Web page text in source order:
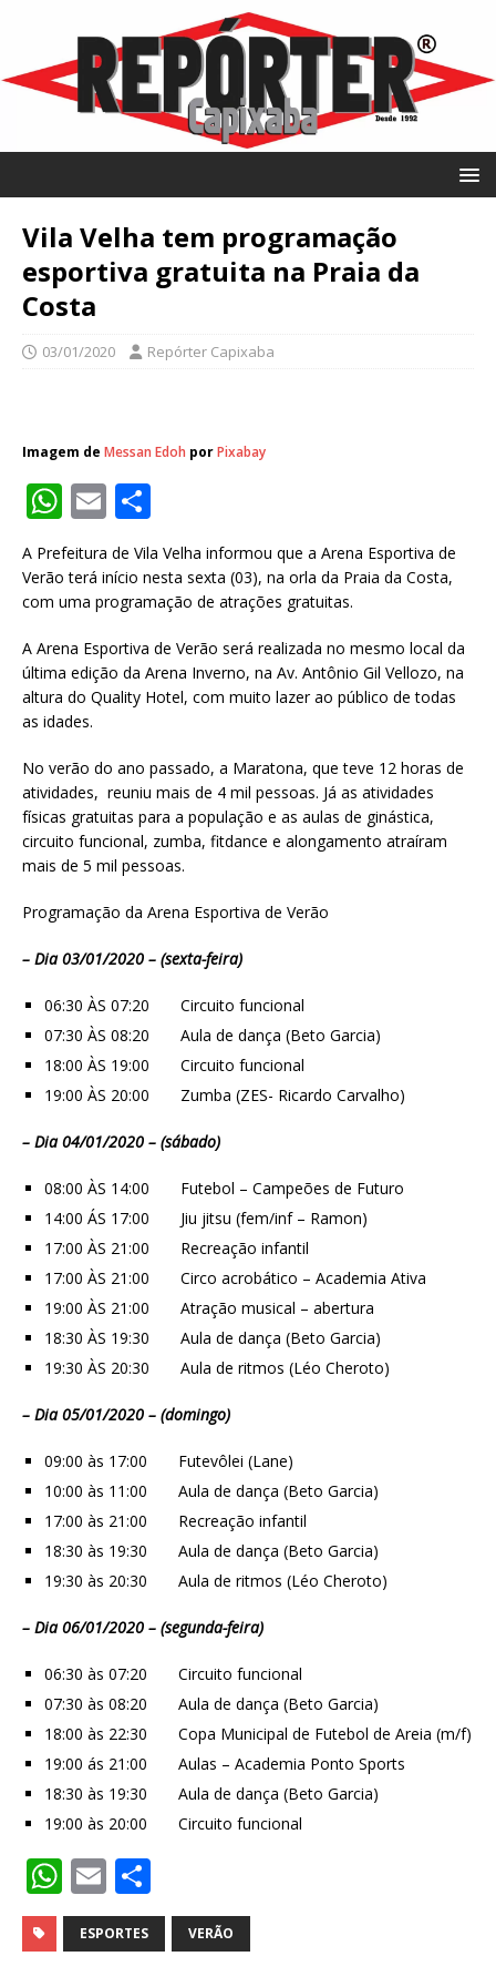
Vila Velha tem programação
esportiva gratuita na Praia da
Costa
03/01/2020 Repórter Capixaba
Imagem de Messan Edoh porPixabay
W
h
at
s
A
p
p
E
m
ai
l
h
ar
e
A Prefeitura de Vila Velha informou que a Arena Esportiva de
Verão terá início nesta sexta (03), na orla da Praia da Costa,
com uma programação de atrações gratuitas.
A Arena Esportiva de Verão será realizada no mesmo local da
última edição da Arena Inverno, na Av. Antônio Gil Vellozo, na
altura do Quality Hotel, com muito lazer ao público de todas
as idades.
No verão do ano passado, a Maratona, que teve 12 horas de
atividades, reuniu mais de 4 mil pessoas. Já as atividades
físicas gratuitas para a população e as aulas de ginástica,
circuito funcional, zumba, fitdance e alongamento atraíram
mais de 5 mil pessoas.
Programação da Arena Esportiva de Verão
– Dia 03/01/2020 – (sexta-feira)
06:30 ÀS 07:20 Circuito funcional
07:30 ÀS 08:20 Aula de dança (Beto Garcia)
18:00 ÀS 19:00 Circuito funcional
19:00 ÀS 20:00 Zumba (ZES- Ricardo Carvalho)
– Dia 04/01/2020 – (sábado)
08:00 ÀS 14:00 Futebol – Campeões de Futuro
14:00 ÁS 17:00 Jiu jitsu (fem/inf – Ramon)
17:00 ÀS 21:00 Recreação infantil
17:00 ÀS 21:00 Circo acrobático – Academia Ativa
19:00 ÀS 21:00 Atração musical – abertura
18:30 ÀS 19:30 Aula de dança (Beto Garcia)
19:30 ÀS 20:30 Aula de ritmos (Léo Cheroto)
– Dia 05/01/2020 – (domingo)
09:00 às 17:00 Futevôlei (Lane)
10:00 às 11:00 Aula de dança (Beto Garcia)
17:00 às 21:00 Recreação infantil
18:30 às 19:30 Aula de dança (Beto Garcia)
19:30 às 20:30 Aula de ritmos (Léo Cheroto)
– Dia 06/01/2020 – (segunda-feira)
06:30 às 07:20 Circuito funcional
07:30 às 08:20 Aula de dança (Beto Garcia)
18:00 às 22:30 Copa Municipal de Futebol de Areia (m/f)
19:00 ás 21:00 Aulas – Academia Ponto Sports
18:30 às 19:30 Aula de dança (Beto Garcia)
19:00 às 20:00 Circuito funcional
W
h
at
E
m
ai
h
ar
ESPORTES VERÃO